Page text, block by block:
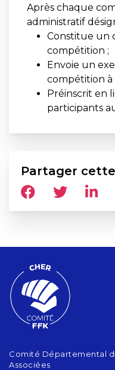
Après chaque
administratif
Constitue un
compétition ;
Envoie un
compétition à
Préinscrit en
participants
Partager
Comité Départemental
Associées